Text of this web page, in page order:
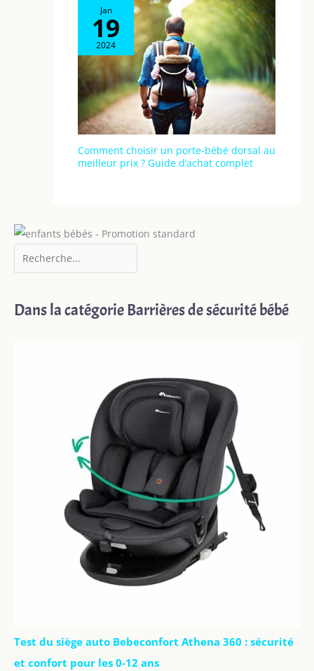
Jan
19
2024
Comment choisir un porte-bébé dorsal au
meilleur prix ? Guide d’achat complet
Dans la catégorie Barrières de sécurité bébé
Test du siège auto Bebeconfort Athena 360 : sécurité
et confort pour les 0-12 ans